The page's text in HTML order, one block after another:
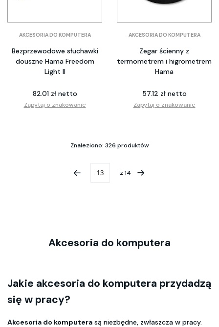
AKCESORIA DO KOMPUTERA
Bezprzewodowe słuchawki
douszne Hama Freedom
Light II
82.01 zł netto
Zapytaj o znakowanie
AKCESORIA DO KOMPUTERA
Zegar ścienny z
termometrem i higrometrem
Hama
57.12 zł netto
Zapytaj o znakowanie
Znaleziono: 326 produktów
z 14
Akcesoria do komputera
Jakie akcesoria do komputera przydadzą
się w pracy?
Akcesoria do komputera są niezbędne, zwłaszcza w pracy.